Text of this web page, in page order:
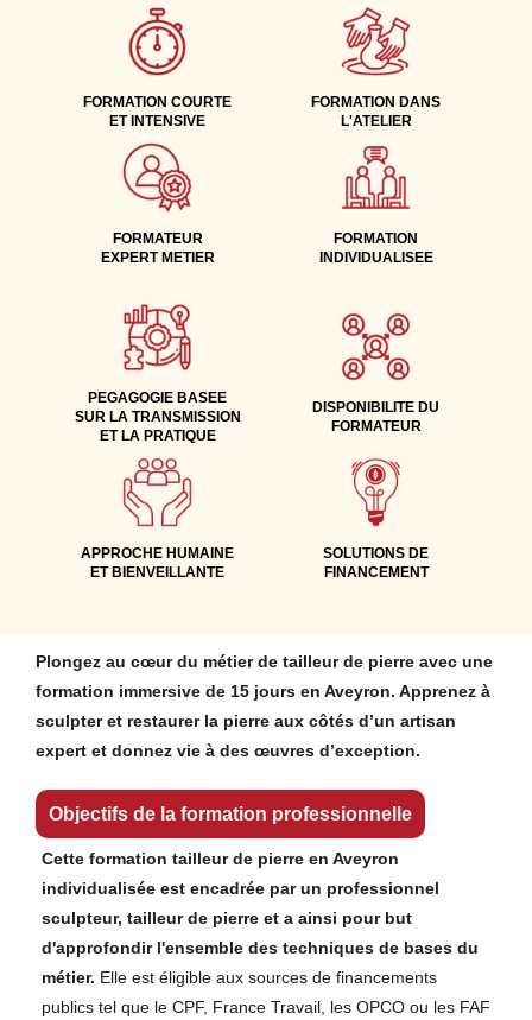
FORMATION COURTE
ET INTENSIVE
FORMATION DANS
L'ATELIER
FORMATEUR
EXPERT METIER
FORMATION
INDIVIDUALISEE
PEGAGOGIE BASEE
SUR LA TRANSMISSION
ET LA PRATIQUE
DISPONIBILITE DU
FORMATEUR
APPROCHE HUMAINE
ET BIENVEILLANTE
SOLUTIONS DE
FINANCEMENT
Plongez au cœur du métier de tailleur de pierre avec une
formation immersive de 15 jours en Aveyron. Apprenez à
sculpter et restaurer la pierre aux côtés d’un artisan
expert et donnez vie à des œuvres d’exception.
Objectifs de la formation professionnelle
Cette formation tailleur de pierre en Aveyron
individualisée est encadrée par un professionnel
sculpteur, tailleur de pierre et a ainsi pour but
d'approfondir l'ensemble des techniques de bases du
métier. Elle est éligible aux sources de financements
publics tel que le CPF, France Travail, les OPCO ou les FAF